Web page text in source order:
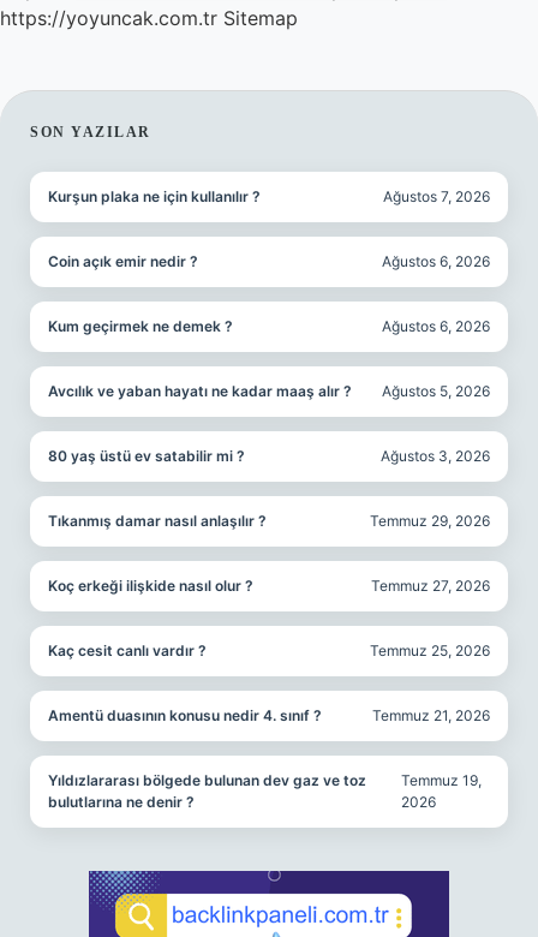
https://yoyuncak.com.tr Sitemap
SIDEBAR
SON YAZILAR
Kurşun plaka ne için kullanılır ? Ağustos 7, 2026
Coin açık emir nedir ? Ağustos 6, 2026
Kum geçirmek ne demek ? Ağustos 6, 2026
Avcılık ve yaban hayatı ne kadar maaş alır ? Ağustos 5, 2026
80 yaş üstü ev satabilir mi ? Ağustos 3, 2026
Tıkanmış damar nasıl anlaşılır ? Temmuz 29, 2026
Koç erkeği ilişkide nasıl olur ? Temmuz 27, 2026
Kaç cesit canlı vardır ? Temmuz 25, 2026
Amentü duasının konusu nedir 4. sınıf ? Temmuz 21, 2026
Yıldızlararası bölgede bulunan dev gaz ve toz
bulutlarına ne denir ?
Temmuz 19,
2026